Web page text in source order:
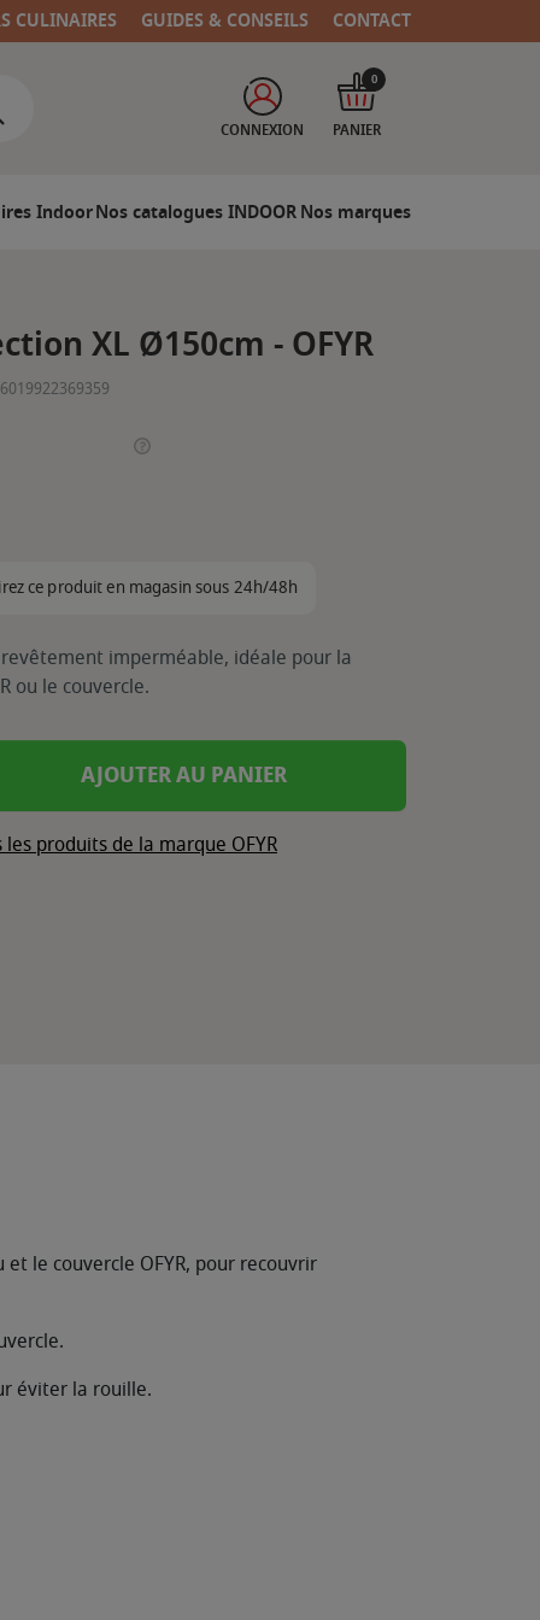
CULINAIRES GUIDES & CONSEILS CONTACT
CONNEXION PANIER
0
IndoorNos catalogues INDOORNos marques
XL Ø150cm - OFYR
6019922369359
ce produit en magasin sous 24h/48h
imperméable, idéale pour la
ou le couvercle.
AJOUTER AU PANIER
produits de la marque OFYR
le couvercle OFYR, pour recouvrir
éviter la rouille.